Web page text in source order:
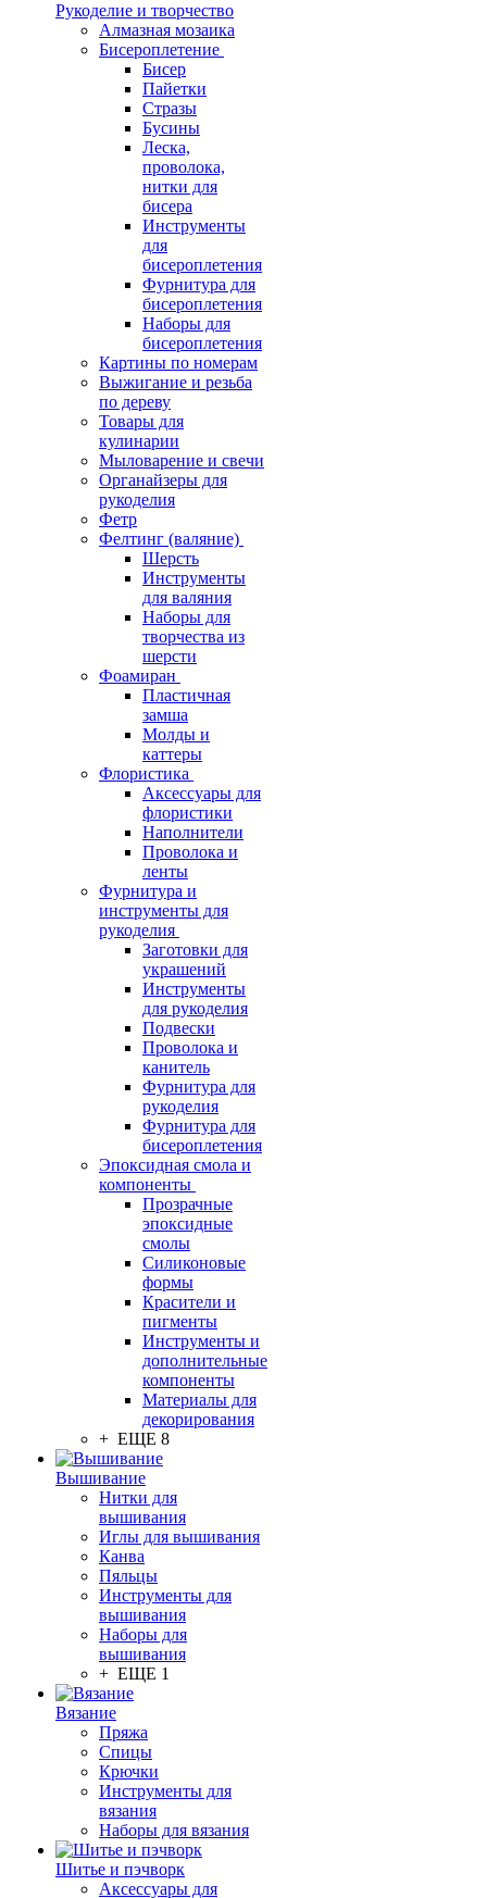
Рукоделие и творчество
Алмазная мозаика
Бисероплетение
Бисер
Пайетки
Стразы
Бусины
Леска,
проволока,
нитки для
бисера
Инструменты
для
бисероплетения
Фурнитура для
бисероплетения
Наборы для
бисероплетения
Картины по номерам
Выжигание и резьба
по дереву
Товары для
кулинарии
Мыловарение и свечи
Органайзеры для
рукоделия
Фетр
Фелтинг (валяние)
Шерсть
Инструменты
для валяния
Наборы для
творчества из
шерсти
Фоамиран
Пластичная
замша
Молды и
каттеры
Флористика
Аксессуары для
флористики
Наполнители
Проволока и
ленты
Фурнитура и
инструменты для
рукоделия
Заготовки для
украшений
Инструменты
для рукоделия
Подвески
Проволока и
канитель
Фурнитура для
рукоделия
Фурнитура для
бисероплетения
Эпоксидная смола и
компоненты
Прозрачные
эпоксидные
смолы
Силиконовые
формы
Красители и
пигменты
Инструменты и
дополнительные
компоненты
Материалы для
декорирования
+ ЕЩЕ 8
Вышивание
Нитки для
вышивания
Иглы для вышивания
Канва
Пяльцы
Инструменты для
вышивания
Наборы для
вышивания
+ ЕЩЕ 1
Вязание
Пряжа
Спицы
Крючки
Инструменты для
вязания
Наборы для вязания
Шитье и пэчворк
Аксессуары для